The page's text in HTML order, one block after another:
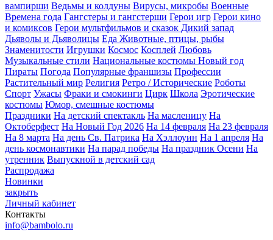
вампирши Ведьмы и колдуны Вирусы, микробы Военные
Времена года Гангстеры и гангстерши Герои игр Герои кино
и комиксов Герои мультфильмов и сказок Дикий запад
Дьяволы и Дьяволицы Еда Животные, птицы, рыбы
Знаменитости Игрушки Космос Косплей Любовь
Музыкальные стили Национальные костюмы Новый год
Пираты Погода Популярные франшизы Профессии
Растительный мир Религия Ретро / Исторические Роботы
Спорт Ужасы Фраки и смокинги Цирк Школа Эротические
костюмы Юмор, смешные костюмы
Праздники На детский спектакль На масленицу На
Октоберфест На Новый Год 2026 На 14 февраля На 23 февраля
На 8 марта На день Св. Патрика На Хэллоуин На 1 апреля На
день космонавтики На парад победы На праздник Осени На
утренник Выпускной в детский сад
Распродажа
Новинки
закрыть
Личный кабинет
Контакты
info@bambolo.ru